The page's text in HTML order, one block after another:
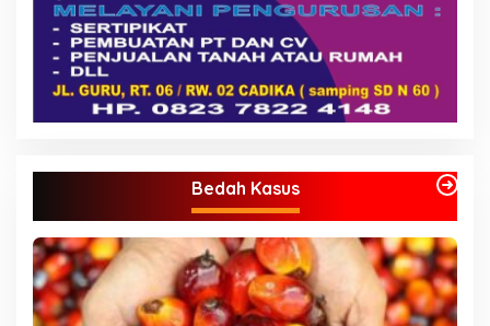
Bedah Kasus